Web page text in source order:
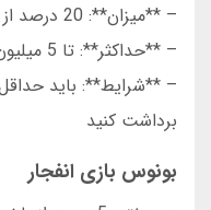
– **میزان**: 20 درصد از مبلغ واریزی
– **حداکثر**: تا 5 میلیون تومان
برداشت کنید
بونوس بازی انفجار